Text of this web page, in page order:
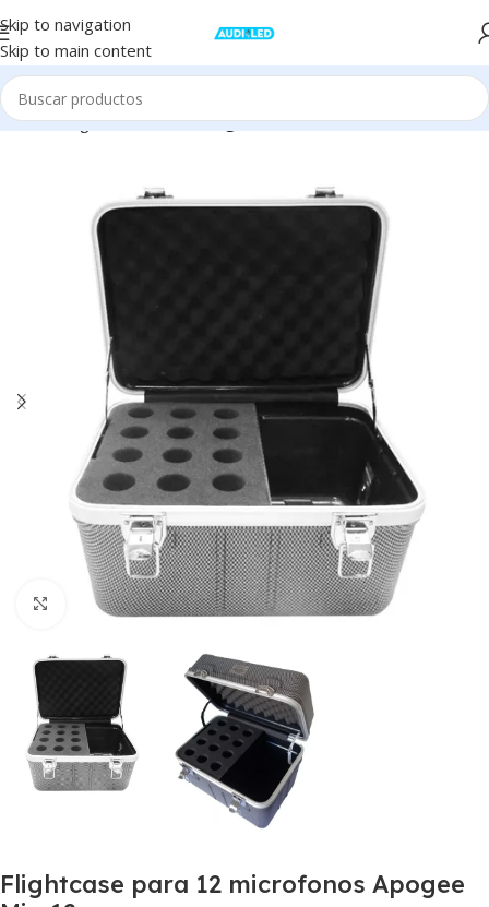
Skip to navigation
Skip to main content
Inicio Stage Accesorios Stage
Clic para ampliar
Flightcase para 12 microfonos Apogee